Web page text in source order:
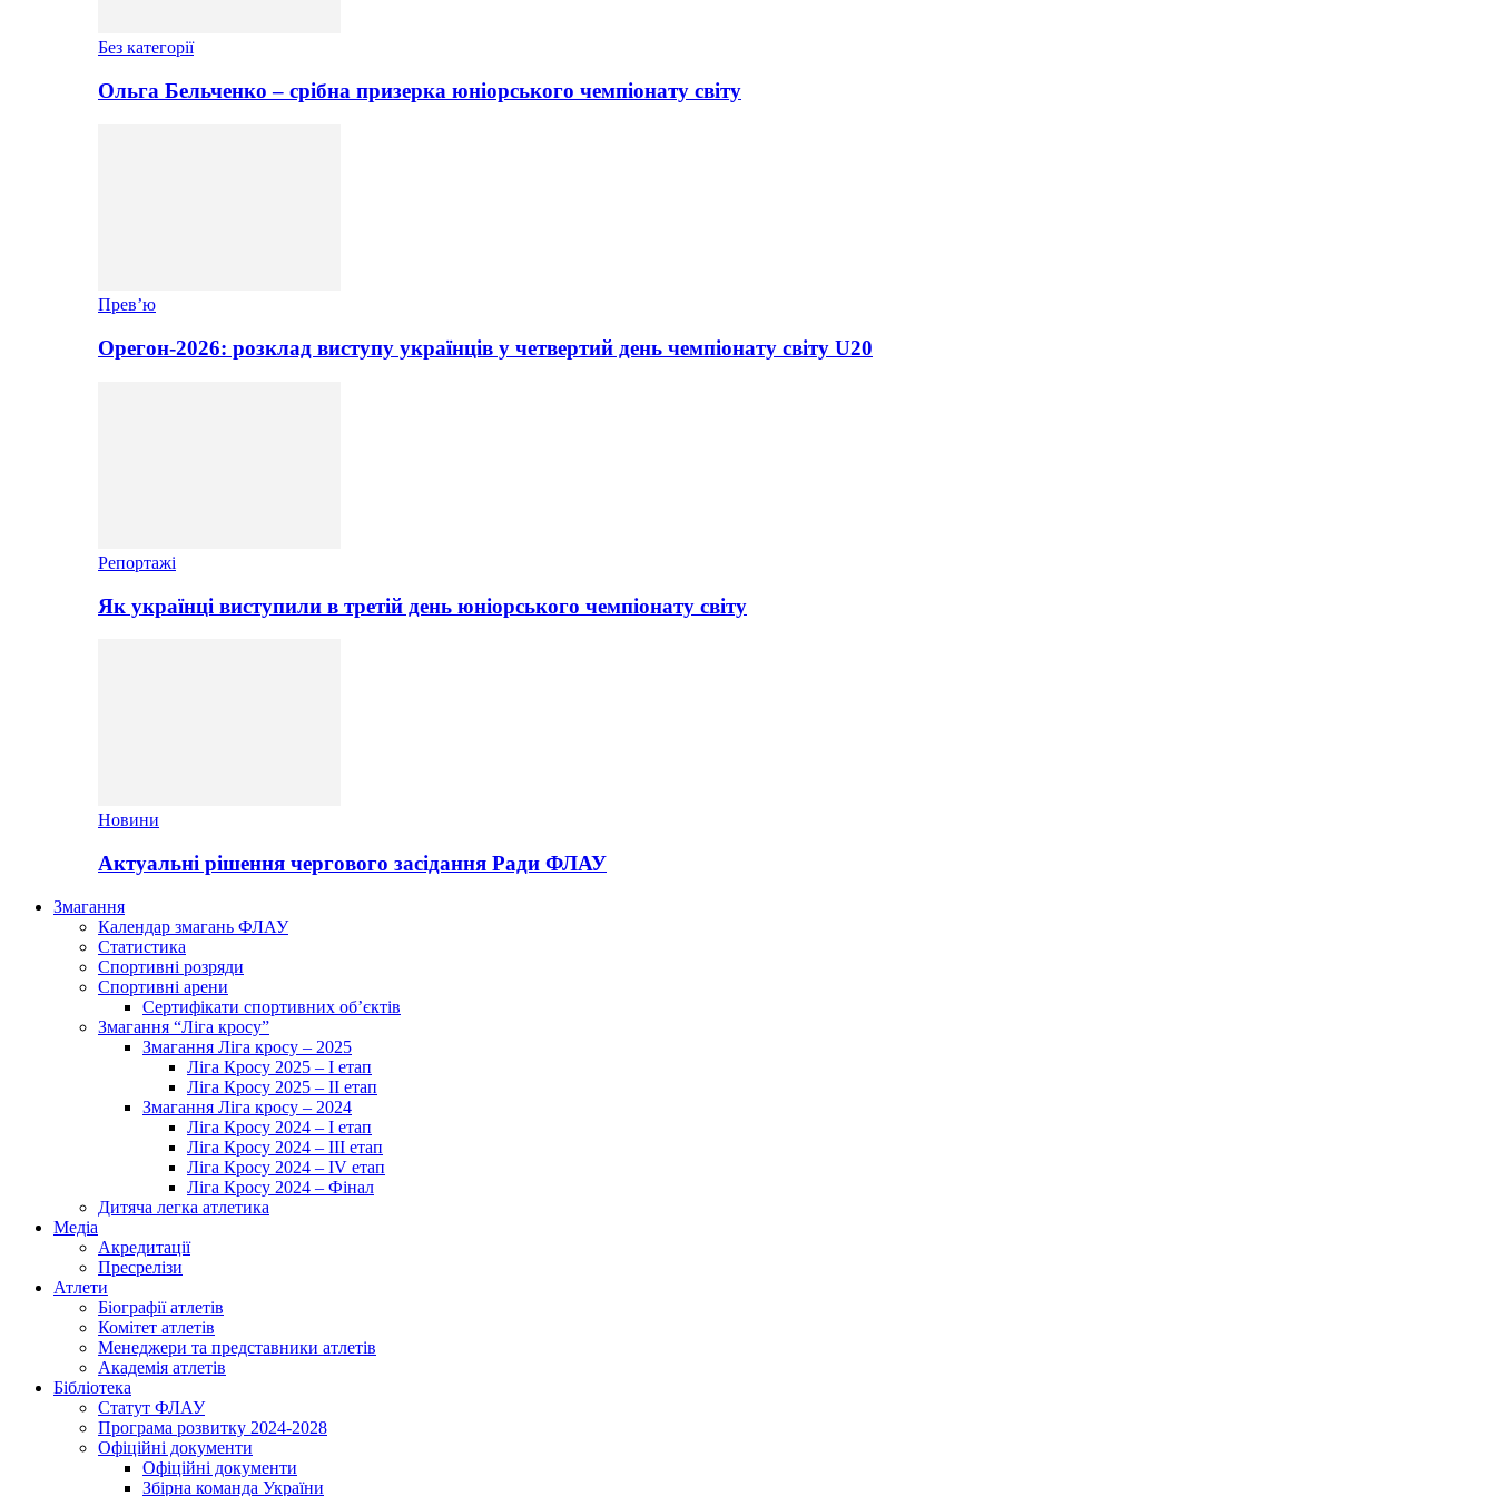
Без категорії
Ольга Бельченко – срібна призерка юніорського чемпіонату світу
Прев’ю
Орегон-2026: розклад виступу українців у четвертий день чемпіонату світу U20
Репортажі
Як українці виступили в третій день юніорського чемпіонату світу
Новини
Актуальні рішення чергового засідання Ради ФЛАУ
Змагання
Календар змагань ФЛАУ
Статистика
Спортивні розряди
Спортивні арени
Сертифікати спортивних об’єктів
Змагання “Ліга кросу”
Змагання Ліга кросу – 2025
Ліга Кросу 2025 – I етап
Ліга Кросу 2025 – II етап
Змагання Ліга кросу – 2024
Ліга Кросу 2024 – I етап
Ліга Кросу 2024 – III етап
Ліга Кросу 2024 – IV етап
Ліга Кросу 2024 – Фінал
Дитяча легка атлетика
Медіа
Акредитації
Пресрелізи
Атлети
Біографії атлетів
Комітет атлетів
Менеджери та представники атлетів
Академія атлетів
Бібліотека
Статут ФЛАУ
Програма розвитку 2024-2028
Офіційні документи
Офіційні документи
Збірна команда України